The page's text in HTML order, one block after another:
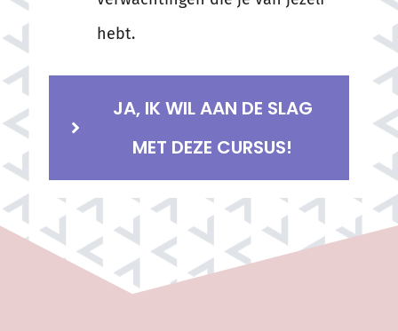
hebt.
JA, IK WIL AAN DE SLAG
MET DEZE CURSUS!